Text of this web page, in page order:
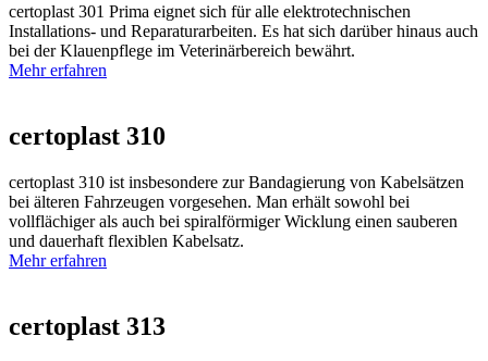
certoplast 301 Prima eignet sich für alle elektrotechnischen
Installations- und Reparaturarbeiten. Es hat sich darüber hinaus auch
bei der Klauenpflege im Veterinärbereich bewährt.
Mehr erfahren
certoplast 310
certoplast 310 ist insbesondere zur Bandagierung von Kabelsätzen
bei älteren Fahrzeugen vorgesehen. Man erhält sowohl bei
vollflächiger als auch bei spiralförmiger Wicklung einen sauberen
und dauerhaft flexiblen Kabelsatz.
Mehr erfahren
certoplast 313